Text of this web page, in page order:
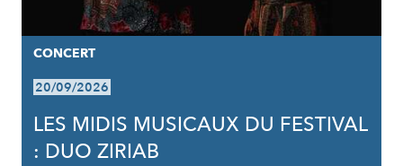
CONCERT
20/09/2026
LES MIDIS MUSICAUX DU FESTIVAL
: DUO ZIRIAB